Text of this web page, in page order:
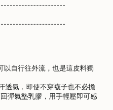
自行往外流，也是這皮料獨
透氣，即使不穿襪子也不必擔
彈氣墊乳膠，用手輕壓即可感